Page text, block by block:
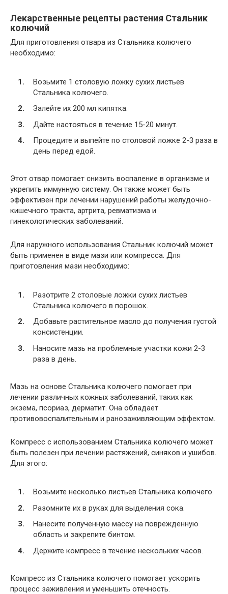
Лекарственные рецепты растения Стальник
колючий
Для приготовления отвара из Стальника колючего
необходимо:
Возьмите 1 столовую ложку сухих листьев
Стальника колючего.
Залейте их 200 мл кипятка.
Дайте настояться в течение 15-20 минут.
Процедите и выпейте по столовой ложке 2-3 раза в
день перед едой.
Этот отвар помогает снизить воспаление в организме и
укрепить иммунную систему. Он также может быть
эффективен при лечении нарушений работы желудочно-
кишечного тракта, артрита, ревматизма и
гинекологических заболеваний.
Для наружного использования Стальник колючий может
быть применен в виде мази или компресса. Для
приготовления мази необходимо:
Разотрите 2 столовые ложки сухих листьев
Стальника колючего в порошок.
Добавьте растительное масло до получения густой
консистенции.
Наносите мазь на проблемные участки кожи 2-3
раза в день.
Мазь на основе Стальника колючего помогает при
лечении различных кожных заболеваний, таких как
экзема, псориаз, дерматит. Она обладает
противовоспалительным и ранозаживляющим эффектом.
Компресс с использованием Стальника колючего может
быть полезен при лечении растяжений, синяков и ушибов.
Для этого:
Возьмите несколько листьев Стальника колючего.
Разомните их в руках для выделения сока.
Нанесите полученную массу на поврежденную
область и закрепите бинтом.
Держите компресс в течение нескольких часов.
Компресс из Стальника колючего помогает ускорить
процесс заживления и уменьшить отечность.